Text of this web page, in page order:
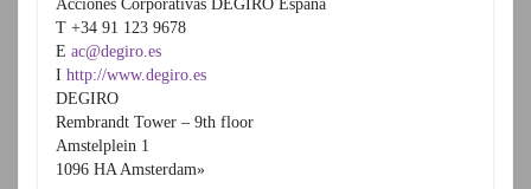
Acciones Corporativas DEGIRO España
T +34 91 123 9678
E ac@degiro.es
I http://www.degiro.es
DEGIRO
Rembrandt Tower – 9th floor
Amstelplein 1
1096 HA Amsterdam»